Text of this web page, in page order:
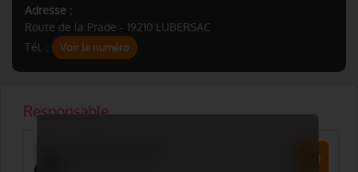
Adresse :
Route de la Prade - 19210 LUBERSAC
Tél. :
Voir le numéro